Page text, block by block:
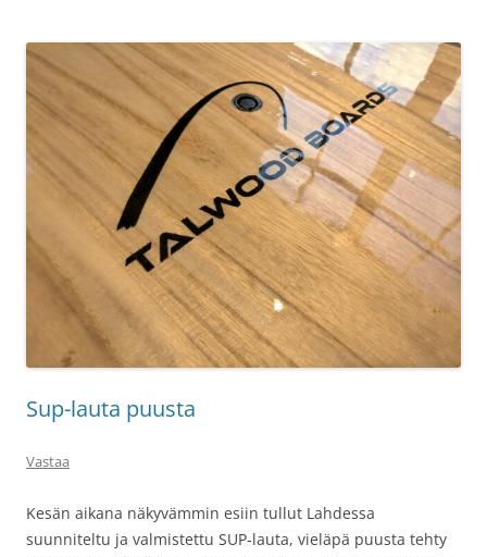
Sup-lauta puusta
Vastaa
Kesän aikana näkyvämmin esiin tullut Lahdessa
suunniteltu ja valmistettu SUP-lauta, vieläpä puusta tehty